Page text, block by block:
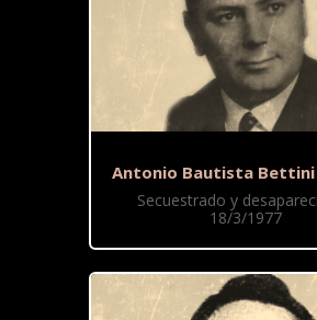
Antonio Bautista Bettini
Secuestrado y
18/3/1977